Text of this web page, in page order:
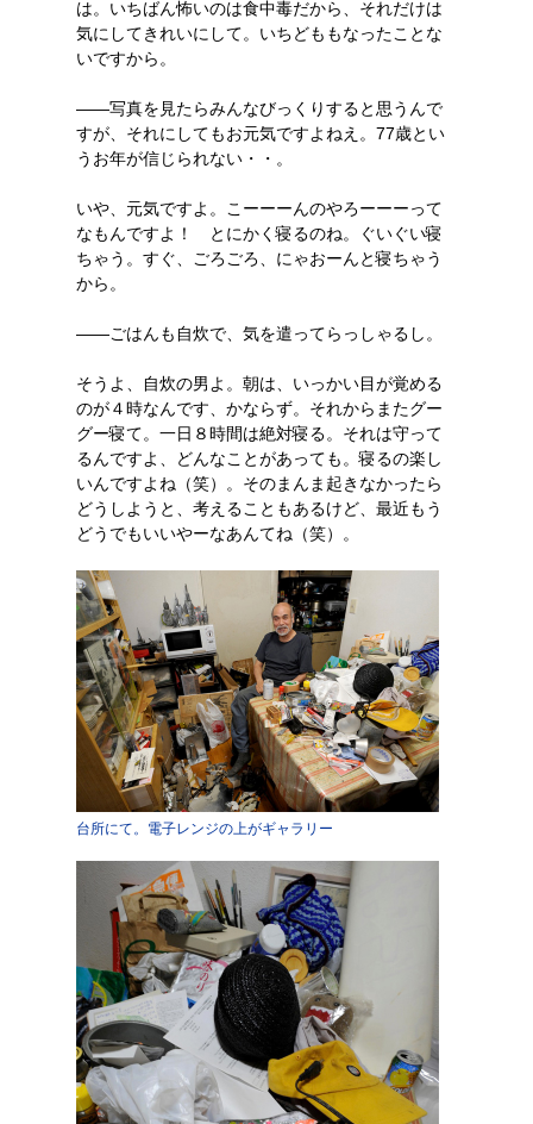
は。いちばん怖いのは食中毒だから、それだけは
気にしてきれいにして。いちどももなったことな
いですから。
――写真を見たらみんなびっくりすると思うんで
すが、それにしてもお元気ですよねえ。77歳とい
うお年が信じられない・・。
いや、元気ですよ。こーーーんのやろーーーって
なもんですよ！ とにかく寝るのね。ぐいぐい寝
ちゃう。すぐ、ごろごろ、にゃおーんと寝ちゃう
から。
――ごはんも自炊で、気を遣ってらっしゃるし。
そうよ、自炊の男よ。朝は、いっかい目が覚める
のが４時なんです、かならず。それからまたグー
グー寝て。一日８時間は絶対寝る。それは守って
るんですよ、どんなことがあっても。寝るの楽し
いんですよね（笑）。そのまんま起きなかったら
どうしようと、考えることもあるけど、最近もう
どうでもいいやーなあんてね（笑）。
台所にて。電子レンジの上がギャラリー